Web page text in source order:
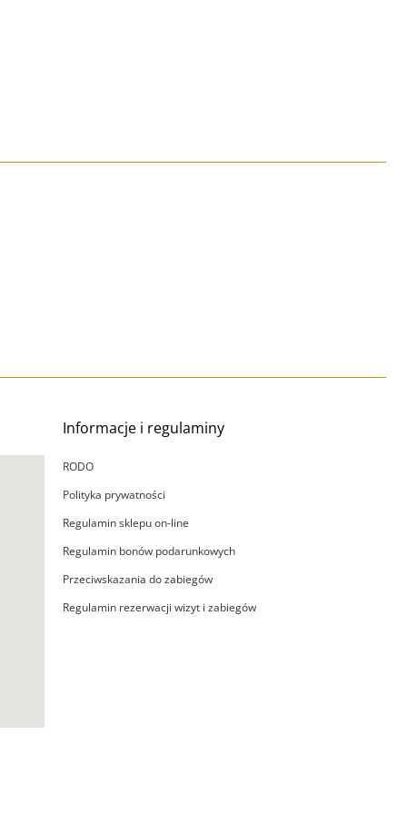
Informacje i regulaminy
RODO
Polityka prywatności
Regulamin sklepu on-line
Regulamin bonów podarunkowych
Przeciwskazania do zabiegów
Regulamin rezerwacji wizyt i zabiegów